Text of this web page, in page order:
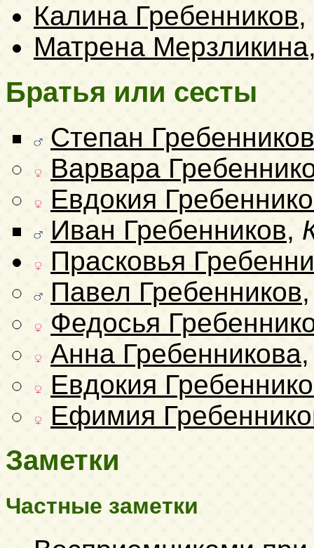
Калина Гребенников,
Матрена Мерзликина
Братья или сесты
Степан Гребенников
Варвара
Евдокия
Иван Гребенников,
Прасковья
Павел Гребенников
Федосья
Анна Гребенникова
Евдокия
Ефимия
Заметки
Частные заметки